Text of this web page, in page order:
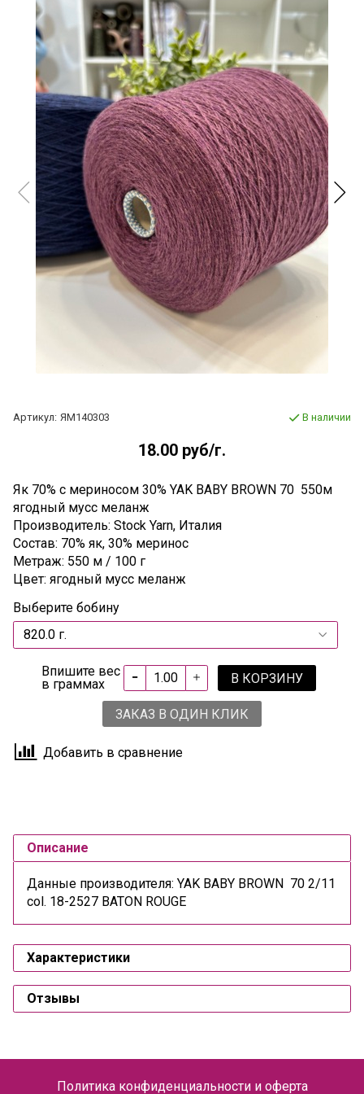
Артикул: ЯМ140303 В наличии
18.00 руб/г.
Як 70% с мериносом 30% YAK BABY BROWN 70 550м
ягодный мусс меланж
Производитель: Stock Yarn, Италия
Состав: 70% як, 30% меринос
Метраж: 550 м / 100 г
Цвет: ягодный мусс меланж
Выберите бобину
Впишите вес
в граммах
В КОРЗИНУ
ЗАКАЗ В ОДИН КЛИК
Добавить в сравнение
Описание
Данные производителя: YAK BABY BROWN 70 2/11
col. 18-2527 BATON ROUGE
Характеристики
Отзывы
Политика конфиденциальности и оферта